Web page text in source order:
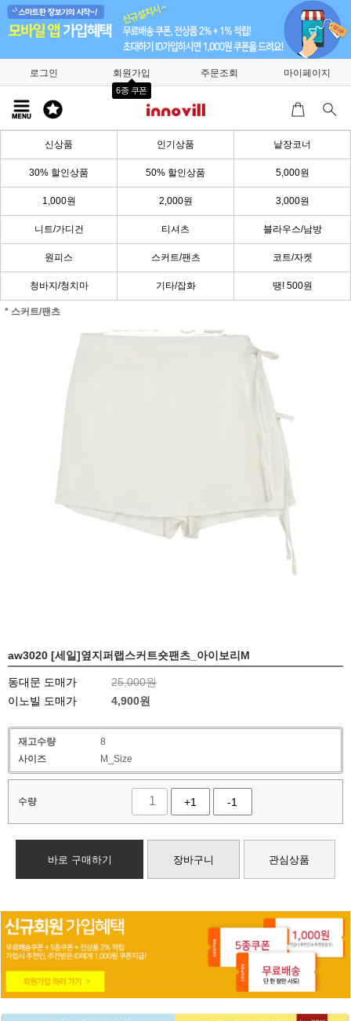
로그인 회원가입
6종 쿠폰
주문조회 마이페이지
신상품 인기상품 낱장코너
30% 할인상품 50% 할인상품 5,000원
1,000원 2,000원 3,000원
니트/가디건 티셔츠 블라우스/남방
원피스 스커트/팬츠 코트/자켓
청바지/청치마 기타/잡화 땡! 500원
* 스커트/팬츠
aw3020 [세일]옆지퍼랩스커트숏팬츠_아이보리M
동대문 도매가
25,000원
이노빌 도매가
4,900원
재고수량
8
사이즈
M_Size
수량 +1 -1
바로 구매하기 장바구니 관심상품